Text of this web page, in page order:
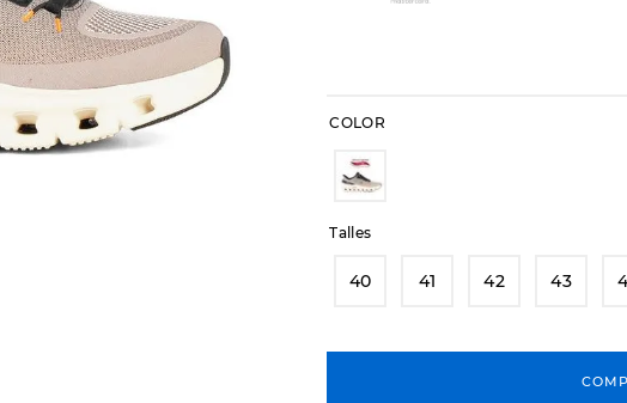
COLOR
Talles
40 41 42 43